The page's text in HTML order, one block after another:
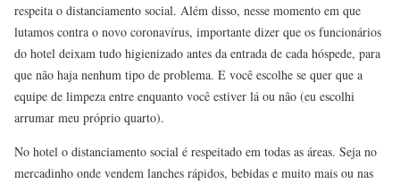
respeita o distanciamento social. Além disso, nesse momento em que
lutamos contra o novo coronavírus, importante dizer que os funcionários
do hotel deixam tudo higienizado antes da entrada de cada hóspede, para
que não haja nenhum tipo de problema. E você escolhe se quer que a
equipe de limpeza entre enquanto você estiver lá ou não (eu escolhi
arrumar meu próprio quarto).
No hotel o distanciamento social é respeitado em todas as áreas. Seja no
mercadinho onde vendem lanches rápidos, bebidas e muito mais ou nas